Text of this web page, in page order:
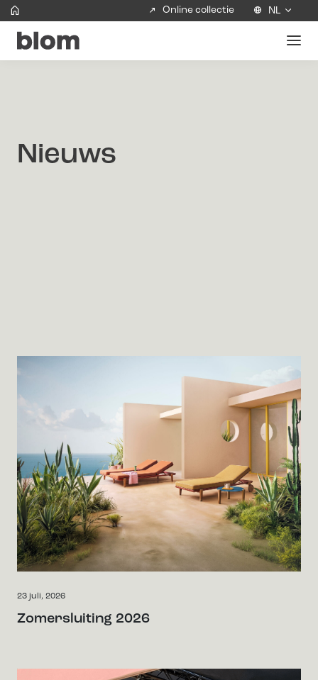
Online collectie NL
Nieuws
23 juli, 2026
Zomersluiting 2026